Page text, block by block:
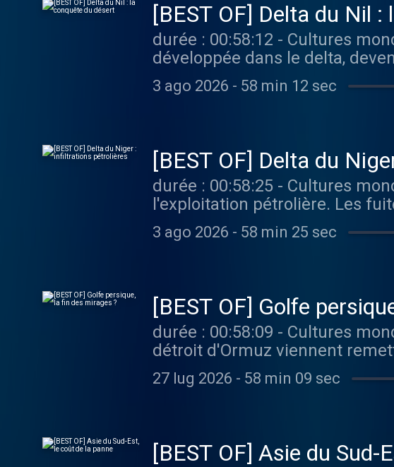
[BEST OF] Delta du Nil
durée : 00:58:12 - Cultures monde - Grâce aux eaux du Nil, une vaste zone agricole s'est
développée dans le delta,
d’une population croissante,
vers les zones désertiques en acheminant
3 ago 2026 - 58 min 12 sec
[BEST OF] Delta du
durée : 00:58:25 - Cultures monde - Le delta du Niger, au sud du Nigeria, est ravagé par
l'exploitation pétrolière. Les
massive, incitant les
l'irresponsabilité des compagnies pétrolières. Vous aimez ce
3 ago 2026 - 58 min 25 sec
[BEST OF] Golfe
durée : 00:58:09 - Cultures monde - Les frappes iraniennes sur le Golfe et le blocage du
détroit d'Ormuz viennent
renvoyer les monarchies du
hydrocarbures, malgré les tentatives
27 lug 2026 - 58 min 09 sec
[BEST OF] Asie du Sud-